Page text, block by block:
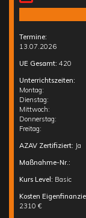
Termine:
13.07.2026
UE Gesamt: 420
Unterrichtszeiten:
Montag:
Dienstag:
Mittwoch:
Donnerstag:
Freitag:
AZAV Zertifiziert: Ja
Maßnahme-Nr.:
Kurs Level: Basic
Kosten
2310 €